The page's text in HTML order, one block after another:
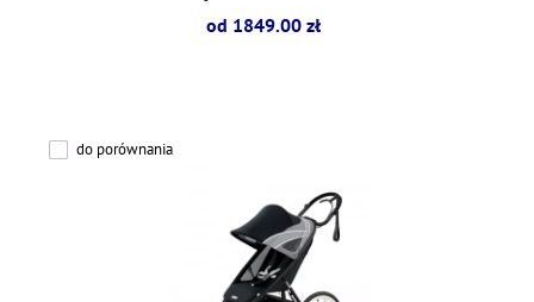
od 1849.00 zł
do porównania